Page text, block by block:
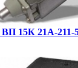
ВП 15К 21А-211-